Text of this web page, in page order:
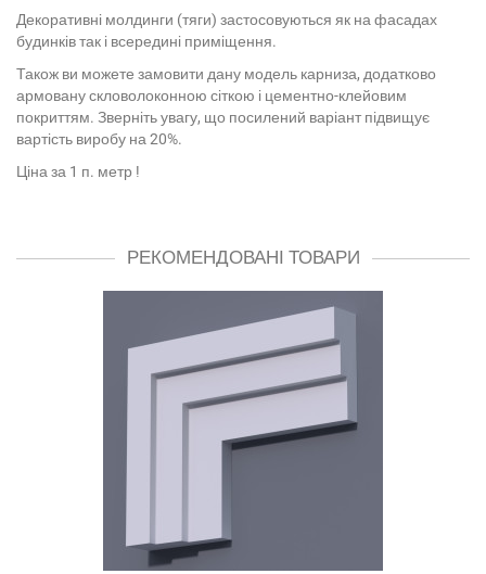
Декоративні молдинги (тяги) застосовуються як на фасадах
будинків так і всередині приміщення.
Також ви можете замовити дану модель карниза, додатково
армовану скловолоконною сіткою і цементно-клейовим
покриттям. Зверніть увагу, що посилений варіант підвищує
вартість виробу на 20%.
Ціна за 1 п. метр !
РЕКОМЕНДОВАНІ ТОВАРИ